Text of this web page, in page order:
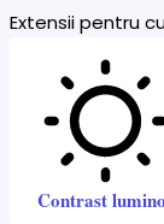
Extensii pentru
Contrast